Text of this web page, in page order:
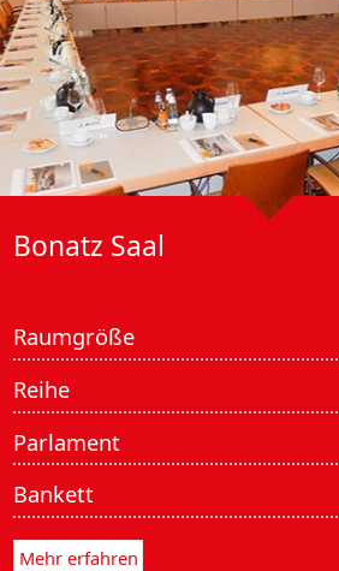
Bonatz Saal
Raumgröße
Reihe
Parlament
Bankett
Mehr erfahren